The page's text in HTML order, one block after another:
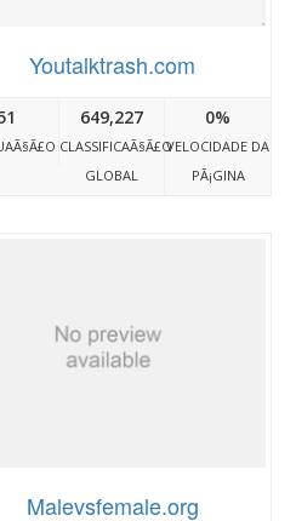
Youtalktrash.com
649,227
CLASSIFICAÃ§Ã£O
GLOBAL
0%
VELOCIDADE DA
PÃ¡GINA
Malevsfemale.org